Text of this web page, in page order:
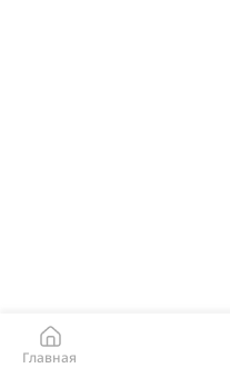
Главная